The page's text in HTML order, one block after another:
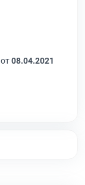
от08.04.2021